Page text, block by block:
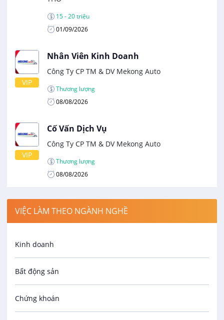
15 - 20 triệu
01/09/2026
VIP
Nhân Viên Kinh Doanh
Công Ty CP TM & DV Mekong Auto
Thương lượng
08/08/2026
VIP
Cố Vấn Dịch Vụ
Công Ty CP TM & DV Mekong Auto
Thương lượng
08/08/2026
VIỆC LÀM THEO NGÀNH NGHỀ
Kinh doanh
Bất động sản
Chứng khoán